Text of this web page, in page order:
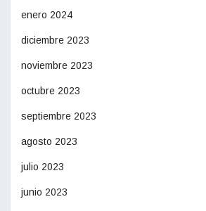
enero 2024
diciembre 2023
noviembre 2023
octubre 2023
septiembre 2023
agosto 2023
julio 2023
junio 2023